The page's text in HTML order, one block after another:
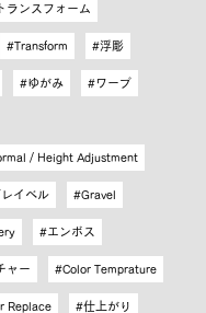
ランスフォーム
Transform 浮彫
ゆがみ ワープ
/ Height Adjustment
イベル Gravel
エンボス
ャー Color Temprature
Replace 仕上がり